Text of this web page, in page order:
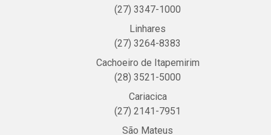
(27) 3347-1000
Linhares
(27) 3264-8383
Cachoeiro de Itapemirim
(28) 3521-5000
Cariacica
(27) 2141-7951
São Mateus